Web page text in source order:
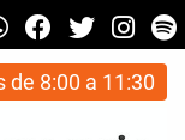
de 8:00 a 11:30